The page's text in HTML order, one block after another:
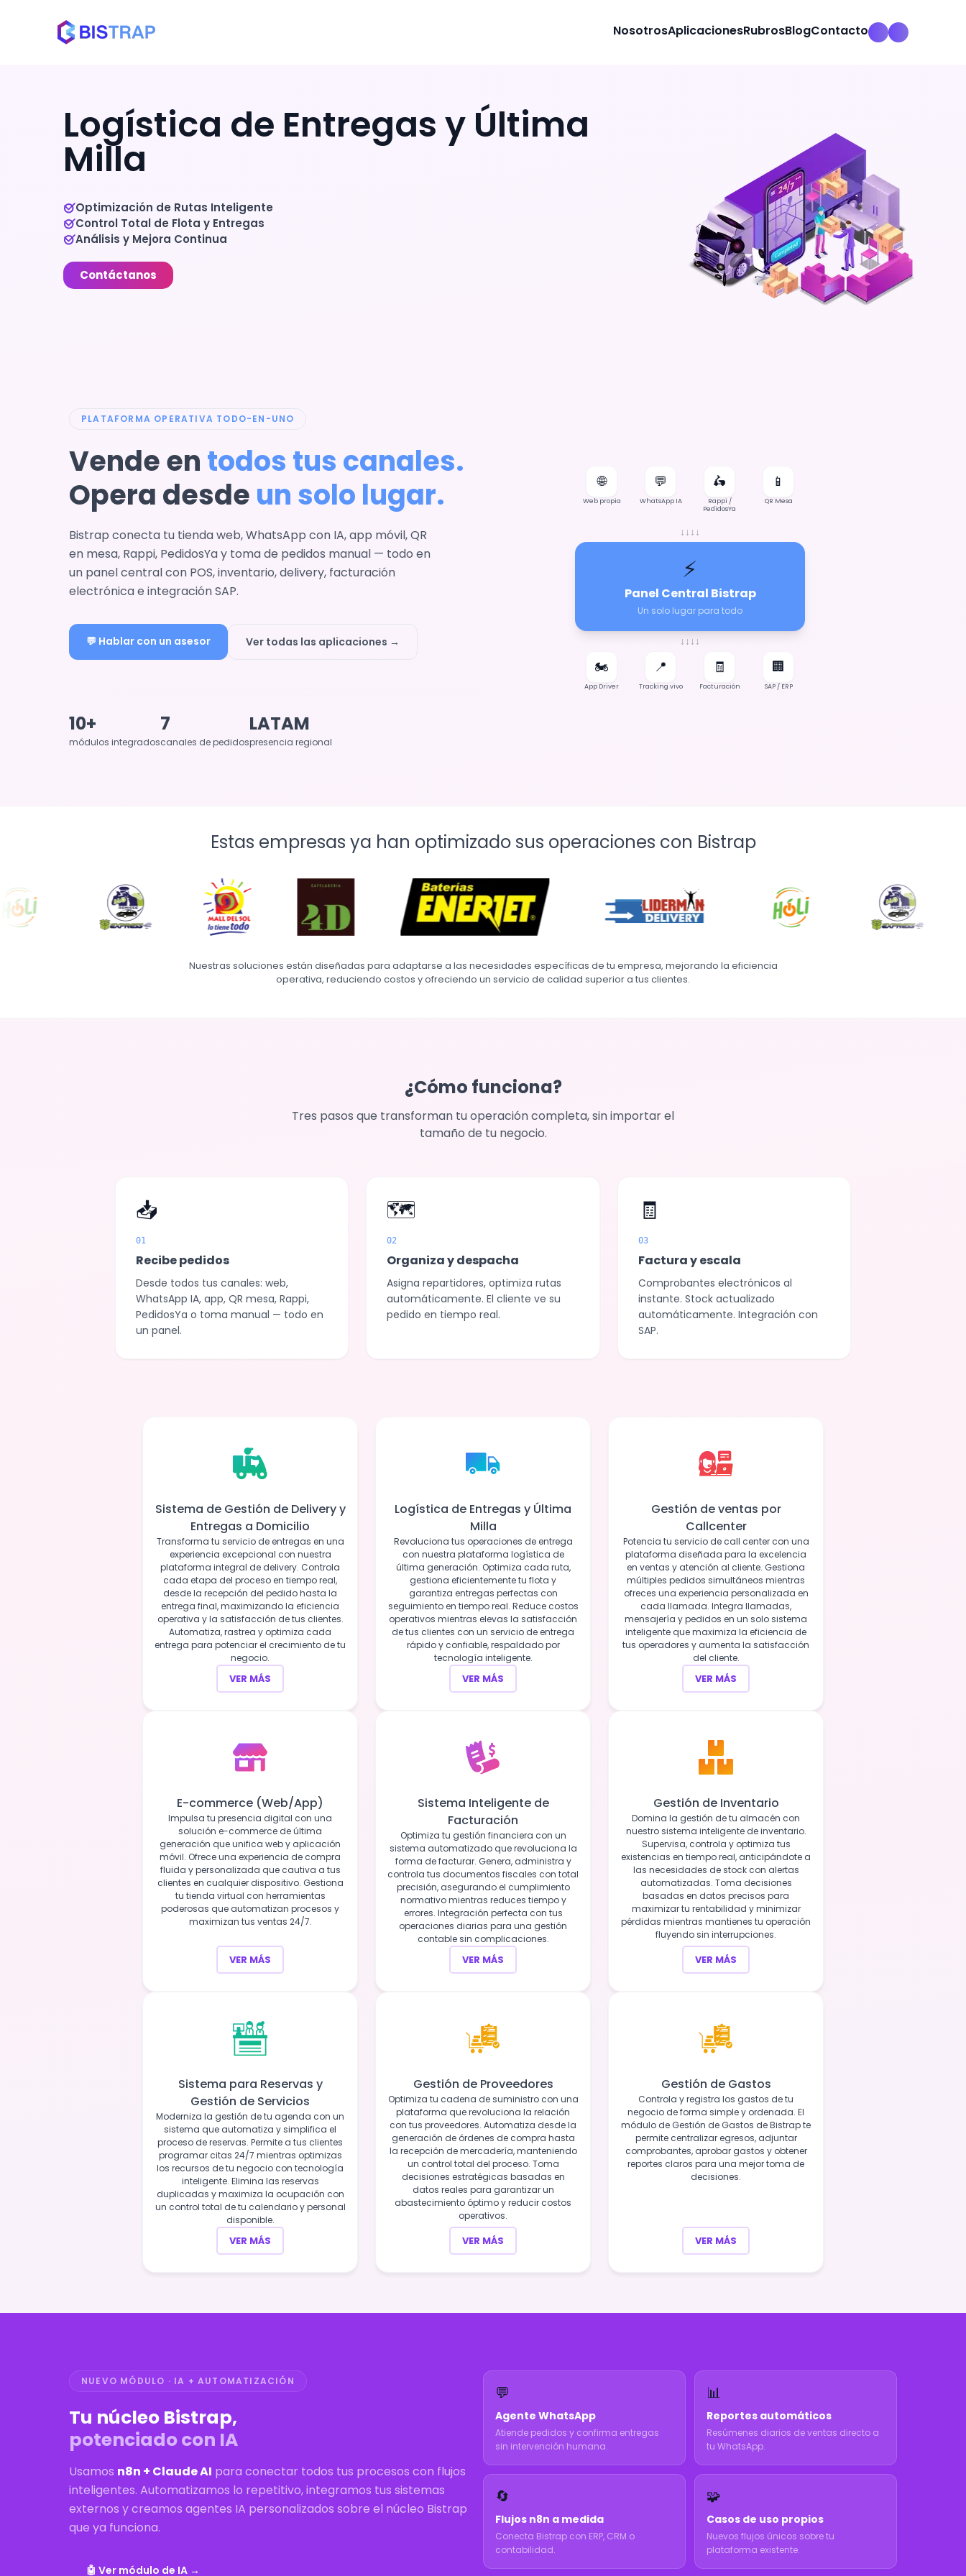
NosotrosAplicacionesRubrosBlogContacto
Logística de Entregas y Última
Milla
Optimización de Rutas Inteligente
Control Total de Flota y Entregas
Análisis y Mejora Continua
Contáctanos
PLATAFORMA OPERATIVA TODO-EN-UNO
Vende en todos tus canales.
Opera desde un solo lugar.
Bistrap conecta tu tienda web, WhatsApp con IA, app móvil, QR
en mesa, Rappi, PedidosYa y toma de pedidos manual — todo en
un panel central con POS, inventario, delivery, facturación
electrónica e integración SAP.
💬 Hablar con un asesor Ver todas las aplicaciones →
10+
módulos integrados
7
canales de pedidos
LATAM
presencia regional
🌐
Web propia
💬
WhatsApp IA
🛵
Rappi /
PedidosYa
📱
QR Mesa
↓ ↓ ↓ ↓
⚡
Panel Central Bistrap
Un solo lugar para todo
↓ ↓ ↓ ↓
🏍️
App Driver
📍
Tracking vivo
🧾
Facturación
🏢
SAP / ERP
Estas empresas ya han optimizado sus operaciones con Bistrap
Nuestras soluciones están diseñadas para adaptarse a las necesidades específicas de tu empresa, mejorando la eficiencia
operativa, reduciendo costos y ofreciendo un servicio de calidad superior a tus clientes.
¿Cómo funciona?
Tres pasos que transforman tu operación completa, sin importar el
tamaño de tu negocio.
📥
01
Recibe pedidos
Desde todos tus canales: web,
WhatsApp IA, app, QR mesa, Rappi,
PedidosYa o toma manual — todo en
un panel.
🗺️
02
Organiza y despacha
Asigna repartidores, optimiza rutas
automáticamente. El cliente ve su
pedido en tiempo real.
🧾
03
Factura y escala
Comprobantes electrónicos al
instante. Stock actualizado
automáticamente. Integración con
SAP.
Sistema de Gestión de Delivery y
Entregas a Domicilio
Transforma tu servicio de entregas en una
experiencia excepcional con nuestra
plataforma integral de delivery. Controla
cada etapa del proceso en tiempo real,
desde la recepción del pedido hasta la
entrega final, maximizando la eficiencia
operativa y la satisfacción de tus clientes.
Automatiza, rastrea y optimiza cada
entrega para potenciar el crecimiento de tu
negocio.
VER MÁS
Logística de Entregas y Última
Milla
Revoluciona tus operaciones de entrega
con nuestra plataforma logística de
última generación. Optimiza cada ruta,
gestiona eficientemente tu flota y
garantiza entregas perfectas con
seguimiento en tiempo real. Reduce costos
operativos mientras elevas la satisfacción
de tus clientes con un servicio de entrega
rápido y confiable, respaldado por
tecnología inteligente.
VER MÁS
Gestión de ventas por
Callcenter
Potencia tu servicio de call center con una
plataforma diseñada para la excelencia
en ventas y atención al cliente. Gestiona
múltiples pedidos simultáneos mientras
ofreces una experiencia personalizada en
cada llamada. Integra llamadas,
mensajería y pedidos en un solo sistema
inteligente que maximiza la eficiencia de
tus operadores y aumenta la satisfacción
del cliente.
VER MÁS
E-commerce (Web/App)
Impulsa tu presencia digital con una
solución e-commerce de última
generación que unifica web y aplicación
móvil. Ofrece una experiencia de compra
fluida y personalizada que cautiva a tus
clientes en cualquier dispositivo. Gestiona
tu tienda virtual con herramientas
poderosas que automatizan procesos y
maximizan tus ventas 24/7.
VER MÁS
Sistema Inteligente de
Facturación
Optimiza tu gestión financiera con un
sistema automatizado que revoluciona la
forma de facturar. Genera, administra y
controla tus documentos fiscales con total
precisión, asegurando el cumplimiento
normativo mientras reduces tiempo y
errores. Integración perfecta con tus
operaciones diarias para una gestión
contable sin complicaciones.
VER MÁS
Gestión de Inventario
Domina la gestión de tu almacén con
nuestro sistema inteligente de inventario.
Supervisa, controla y optimiza tus
existencias en tiempo real, anticipándote a
las necesidades de stock con alertas
automatizadas. Toma decisiones
basadas en datos precisos para
maximizar tu rentabilidad y minimizar
pérdidas mientras mantienes tu operación
fluyendo sin interrupciones.
VER MÁS
Sistema para Reservas y
Gestión de Servicios
Moderniza la gestión de tu agenda con un
sistema que automatiza y simplifica el
proceso de reservas. Permite a tus clientes
programar citas 24/7 mientras optimizas
los recursos de tu negocio con tecnología
inteligente. Elimina las reservas
duplicadas y maximiza la ocupación con
un control total de tu calendario y personal
disponible.
VER MÁS
Gestión de Proveedores
Optimiza tu cadena de suministro con una
plataforma que revoluciona la relación
con tus proveedores. Automatiza desde la
generación de órdenes de compra hasta
la recepción de mercadería, manteniendo
un control total del proceso. Toma
decisiones estratégicas basadas en
datos reales para garantizar un
abastecimiento óptimo y reducir costos
operativos.
VER MÁS
Gestión de Gastos
Controla y registra los gastos de tu
negocio de forma simple y ordenada. El
módulo de Gestión de Gastos de Bistrap te
permite centralizar egresos, adjuntar
comprobantes, aprobar gastos y obtener
reportes claros para una mejor toma de
decisiones.
VER MÁS
NUEVO MÓDULO · IA + AUTOMATIZACIÓN
Tu núcleo Bistrap,
potenciado con IA
Usamos n8n + Claude AI para conectar todos tus procesos con flujos
inteligentes. Automatizamos lo repetitivo, integramos tus sistemas
externos y creamos agentes IA personalizados sobre el núcleo Bistrap
que ya funciona.
🤖 Ver módulo de IA →
💬
Agente WhatsApp
Atiende pedidos y confirma entregas
sin intervención humana.
📊
Reportes automáticos
Resúmenes diarios de ventas directo a
tu WhatsApp.
🔄
Flujos n8n a medida
Conecta Bistrap con ERP, CRM o
contabilidad.
🧩
Casos de uso propios
Nuevos flujos únicos sobre tu
plataforma existente.